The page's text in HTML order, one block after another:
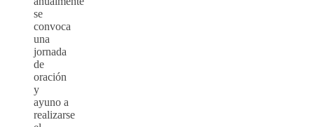
se
convoca
una
jornada
de
oración
y
ayuno a
realizarse